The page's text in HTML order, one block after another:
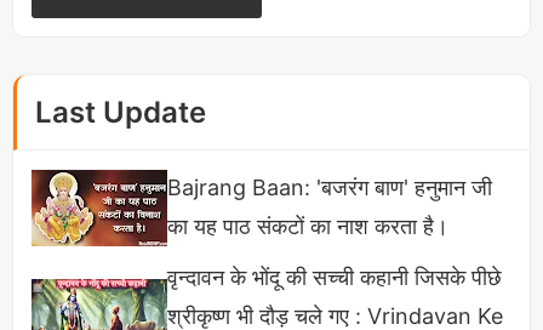
(Capacity) जांच करता है उसके बाद उनके क्षमता के अनुसार
Testingया Score कहलाता है।
Antutu/Antutu Score क्या है
Antutu एक बेंचमार्क टेस्टिंग सॉफ्टवेयर है जो की मोबाइल की
Last Update
Bajrang Baan: 'बजरंग बाण' हनुमान जी
का यह पाठ संकटों का नाश करता है।
वृन्दावन के भोंदू की सच्ची कहानी जिसके पीछे
श्रीकृष्ण भी दौड़ चले गए : Vrindavan Ke